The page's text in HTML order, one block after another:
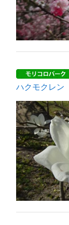
ハクモクレン